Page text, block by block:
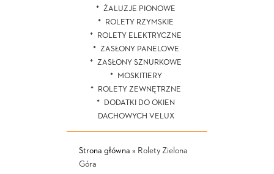
ŻALUZJE PIONOWE
ROLETY RZYMSKIE
ROLETY ELEKTRYCZNE
ZASŁONY PANELOWE
ZASŁONY SZNURKOWE
MOSKITIERY
ROLETY ZEWNĘTRZNE
DODATKI DO OKIEN
DACHOWYCH VELUX
Strona główna » Rolety Zielona
Góra